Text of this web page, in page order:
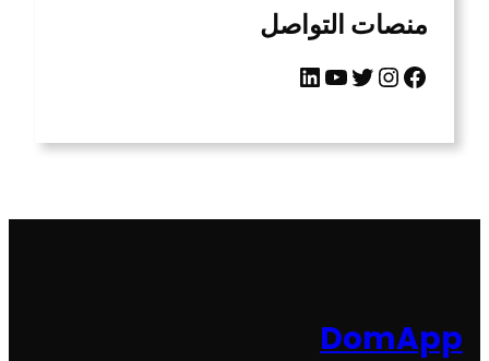
منصات التواصل
Facebook
Instagram
Twitter
YouTube
LinkedIn
DomApp